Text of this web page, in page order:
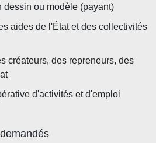
dessin ou modèle (payant)
aides de l'État et des collectivités
créateurs, des repreneurs, des
d'activités et d'emploi